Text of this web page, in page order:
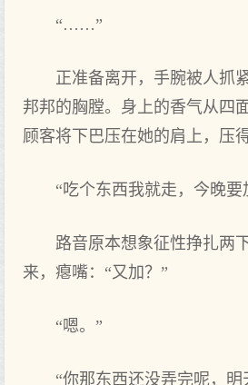
“……”
正准备离开，手腕被人抓
邦邦的胸膛。身上的香气从四
顾客将下巴压在她的肩上，压
“吃个东西我就走，今晚要
路音原本想象征性挣扎两
来，瘪嘴：“又加？”
“嗯。”
“你那东西还没弄完呢，明